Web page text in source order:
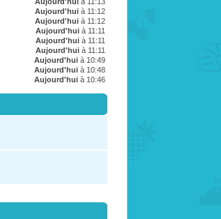
Aujourd'huià 11:12
Aujourd'huià 11:12
Aujourd'huià 11:11
Aujourd'huià 11:11
Aujourd'huià 11:11
Aujourd'huià 10:49
Aujourd'huià 10:48
Aujourd'huià 10:46